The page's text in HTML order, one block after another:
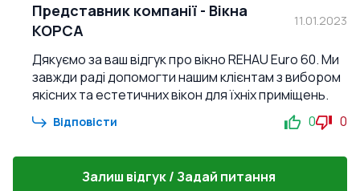
Представник компанії - Вікна
КОРСА
11.01.2023
Дякуємо за ваш відгук про вікно REHAU Euro 60. Ми
завжди раді допомогти нашим клієнтам з вибором
якісних та естетичних вікон для їхніх приміщень.
Відповісти 0 0
Залиш відгук / Задай питання